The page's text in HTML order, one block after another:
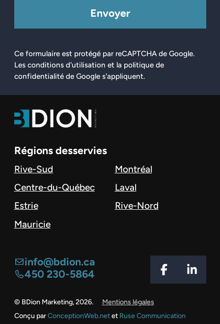
Envoyer
Ce formulaire est protégé par reCAPTCHA de Google.
Les conditions d'utilisation et la politique de
confidentialité de Google s'appliquent.
Régions desservies
Rive-Sud
Centre-du-Québec
Estrie
Mauricie
Montréal
Laval
Rive-Nord
info@bdion.ca
450 230-5864
© BDion Marketing, 2026. Mentions légales
Conçu parConceptionWeb.netet Ruse Communication